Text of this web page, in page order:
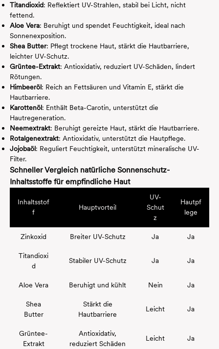
Titandioxid: Reflektiert UV-Strahlen, stabil bei Licht, nicht
fettend.
Aloe Vera: Beruhigt und spendet Feuchtigkeit, ideal nach
Sonnenexposition.
Shea Butter: Pflegt trockene Haut, stärkt die Hautbarriere,
leichter UV-Schutz.
Grüntee-Extrakt: Antioxidativ, reduziert UV-Schäden, lindert
Rötungen.
Himbeeröl: Reich an Fettsäuren und Vitamin E, stärkt die
Hautbarriere.
Karottenöl: Enthält Beta-Carotin, unterstützt die
Hautregeneration.
Neemextrakt: Beruhigt gereizte Haut, stärkt die Hautbarriere.
Rotalgenextrakt: Antioxidativ, unterstützt die Hautpflege.
Jojobaöl: Reguliert Feuchtigkeit, unterstützt mineralische UV-
Filter.
Schneller Vergleich natürliche Sonnenschutz-
Inhaltsstoffe für empfindliche Haut
Inhaltsstof
f
Hauptvorteil
UV-
Schut
z
Hautpf
lege
Zinkoxid Breiter UV-Schutz Ja Ja
Titandioxi
d
Stabiler UV-Schutz Ja Ja
Aloe Vera Beruhigt und kühlt Nein Ja
Shea
Butter
Stärkt die
Hautbarriere
Leicht Ja
Grüntee-
Extrakt
Antioxidativ,
reduziert Schäden
Leicht Ja